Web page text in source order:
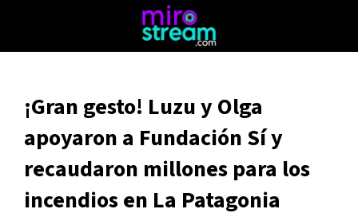
¡Gran gesto! Luzu y Olga
apoyaron a Fundación Sí y
recaudaron millones para los
incendios en La Patagonia